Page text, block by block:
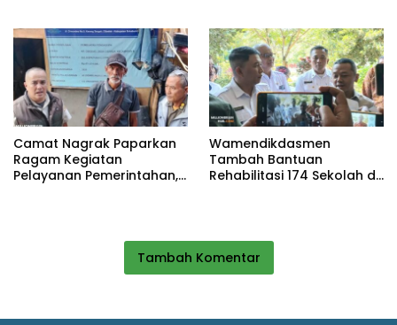
Camat Nagrak Paparkan
Ragam Kegiatan
Pelayanan Pemerintahan,
Wamendikdasmen
Tambah Bantuan
Rehabilitasi 174 Sekolah di
Tambah Komentar